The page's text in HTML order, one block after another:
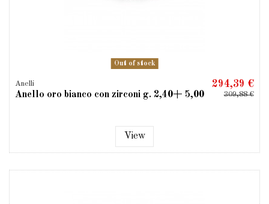
Out of stock
Anelli
Anello oro bianco con zirconi g. 2,40+ 5,00
294,39 €
309,88 €
View